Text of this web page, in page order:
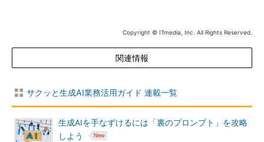
Copyright © ITmedia, Inc. All Rights Reserved.
関連情報
サクッと生成AI業務活用ガイド 連載一覧
生成AIを手なずけるには「裏のプロンプト」を攻略
しよう